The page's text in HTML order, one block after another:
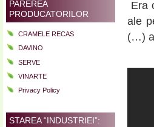
PAREREA
PRODUCATORILOR
CRAMELE RECAS
DAVINO
SERVE
VINARTE
Privacy Policy
STAREA “INDUSTRIEI”:
Era
ale
(…)